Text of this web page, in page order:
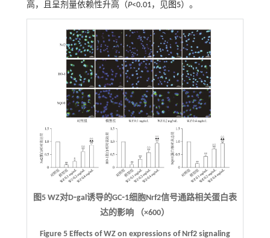
高，且呈剂量依赖性升高（P<0.01，见图5）。
图5 WZ对D⁃gal诱导的GC⁃1细胞Nrf2信号通路相关蛋白表
达的影响 （×600）
Figure 5 Effects of WZ on expressions of Nrf2 signaling